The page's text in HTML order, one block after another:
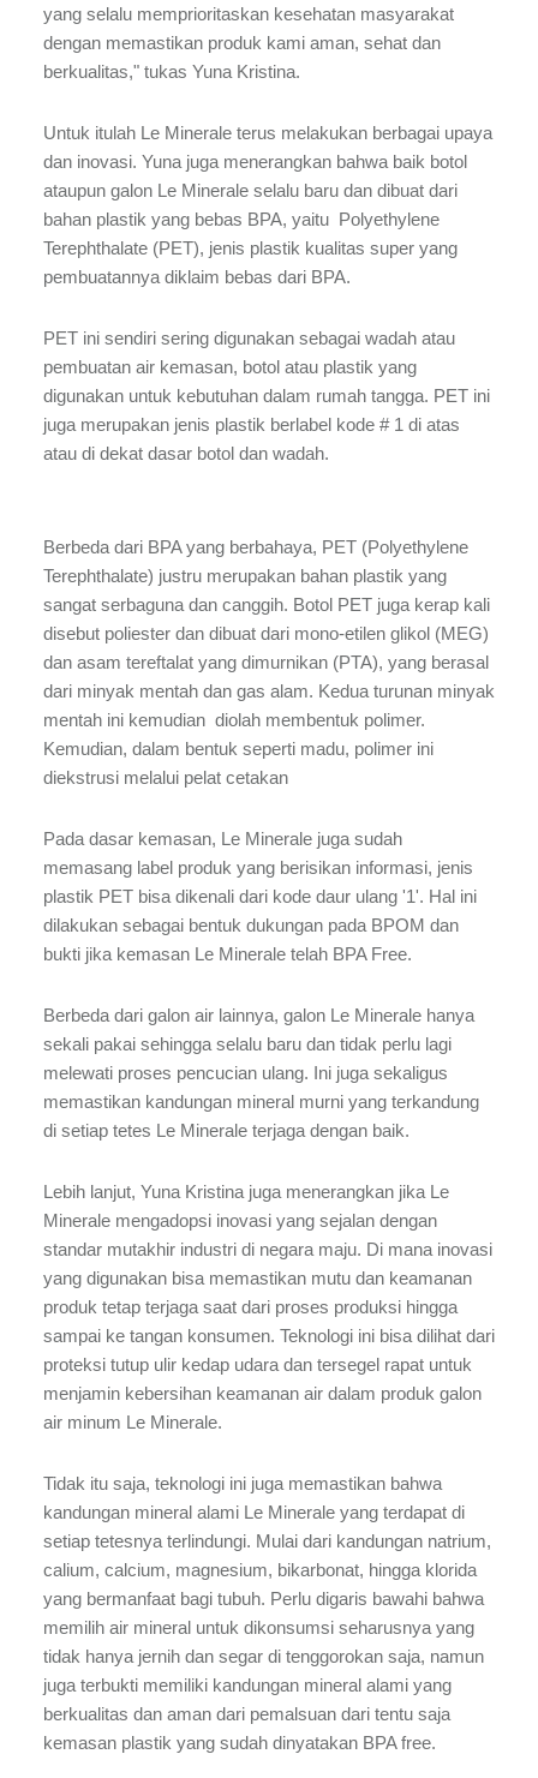
yang selalu memprioritaskan kesehatan masyarakat
dengan memastikan produk kami aman, sehat dan
berkualitas," tukas Yuna Kristina.
Untuk itulah Le Minerale terus melakukan berbagai upaya
dan inovasi. Yuna juga menerangkan bahwa baik botol
ataupun galon Le Minerale selalu baru dan dibuat dari
bahan plastik yang bebas BPA, yaitu Polyethylene
Terephthalate (PET), jenis plastik kualitas super yang
pembuatannya diklaim bebas dari BPA.
PET ini sendiri sering digunakan sebagai wadah atau
pembuatan air kemasan, botol atau plastik yang
digunakan untuk kebutuhan dalam rumah tangga. PET ini
juga merupakan jenis plastik berlabel kode # 1 di atas
atau di dekat dasar botol dan wadah.
Berbeda dari BPA yang berbahaya, PET (Polyethylene
Terephthalate) justru merupakan bahan plastik yang
sangat serbaguna dan canggih. Botol PET juga kerap kali
disebut poliester dan dibuat dari mono-etilen glikol (MEG)
dan asam tereftalat yang dimurnikan (PTA), yang berasal
dari minyak mentah dan gas alam. Kedua turunan minyak
mentah ini kemudian diolah membentuk polimer.
Kemudian, dalam bentuk seperti madu, polimer ini
diekstrusi melalui pelat cetakan
Pada dasar kemasan, Le Minerale juga sudah
memasang label produk yang berisikan informasi, jenis
plastik PET bisa dikenali dari kode daur ulang '1'. Hal ini
dilakukan sebagai bentuk dukungan pada BPOM dan
bukti jika kemasan Le Minerale telah BPA Free.
Berbeda dari galon air lainnya, galon Le Minerale hanya
sekali pakai sehingga selalu baru dan tidak perlu lagi
melewati proses pencucian ulang. Ini juga sekaligus
memastikan kandungan mineral murni yang terkandung
di setiap tetes Le Minerale terjaga dengan baik.
Lebih lanjut, Yuna Kristina juga menerangkan jika Le
Minerale mengadopsi inovasi yang sejalan dengan
standar mutakhir industri di negara maju. Di mana inovasi
yang digunakan bisa memastikan mutu dan keamanan
produk tetap terjaga saat dari proses produksi hingga
sampai ke tangan konsumen. Teknologi ini bisa dilihat dari
proteksi tutup ulir kedap udara dan tersegel rapat untuk
menjamin kebersihan keamanan air dalam produk galon
air minum Le Minerale.
Tidak itu saja, teknologi ini juga memastikan bahwa
kandungan mineral alami Le Minerale yang terdapat di
setiap tetesnya terlindungi. Mulai dari kandungan natrium,
calium, calcium, magnesium, bikarbonat, hingga klorida
yang bermanfaat bagi tubuh. Perlu digaris bawahi bahwa
memilih air mineral untuk dikonsumsi seharusnya yang
tidak hanya jernih dan segar di tenggorokan saja, namun
juga terbukti memiliki kandungan mineral alami yang
berkualitas dan aman dari pemalsuan dari tentu saja
kemasan plastik yang sudah dinyatakan BPA free.